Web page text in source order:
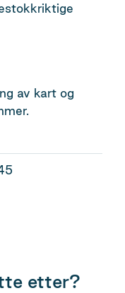
av kart og
etter?